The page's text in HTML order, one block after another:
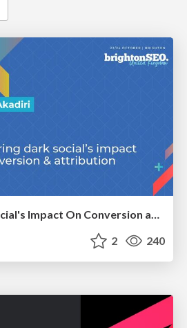
Measuring Dark Social's Impact On Conversion and Attribution
2 240